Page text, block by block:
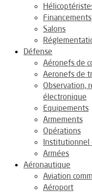
Financements
Salons
Défense
Aéronefs de
Aeronefs de
Observation,
électronique
Equipements
Armements
Opérations
Institutionnel
Armées
Aéronautique
Aviation
Aéroport